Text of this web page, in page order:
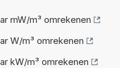
mW/m³ omrekenen
W/m³ omrekenen
kW/m³ omrekenen